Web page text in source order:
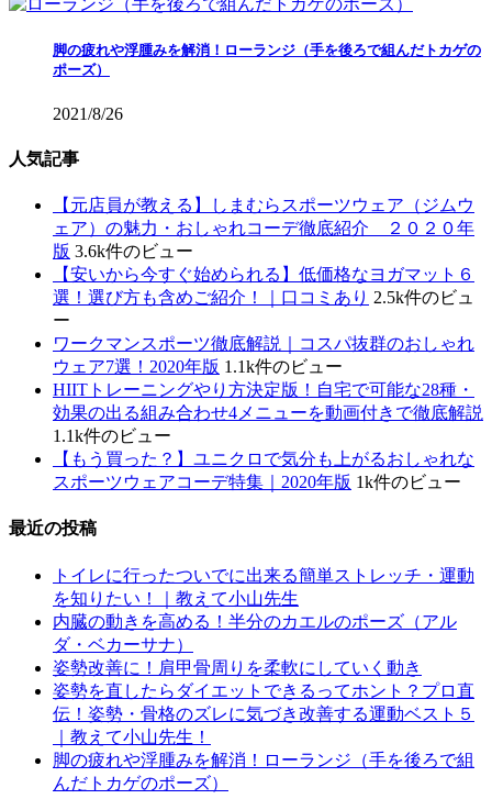
脚の疲れや浮腫みを解消！ローランジ（手を後ろで組んだトカゲの
ポーズ）
2021/8/26
人気記事
【元店員が教える︎】しまむらスポーツウェア（ジムウ
ェア）の魅力・おしゃれコーデ徹底紹介 ２０２０年
版 3.6k件のビュー
【安いから今すぐ始められる】低価格なヨガマット６
選！選び方も含めご紹介！｜口コミあり 2.5k件のビュ
ー
ワークマンスポーツ徹底解説｜コスパ抜群のおしゃれ
ウェア7選！2020年版 1.1k件のビュー
HIITトレーニングやり方決定版！自宅で可能な28種・
効果の出る組み合わせ4メニューを動画付きで徹底解説
1.1k件のビュー
【もう買った？】ユニクロで気分も上がるおしゃれな
スポーツウェアコーデ特集｜2020年版 1k件のビュー
最近の投稿
トイレに行ったついでに出来る簡単ストレッチ・運動
を知りたい！｜教えて小山先生
内臓の動きを高める！半分のカエルのポーズ（アル
ダ・ベカーサナ）
姿勢改善に！肩甲骨周りを柔軟にしていく動き
姿勢を直したらダイエットできるってホント？プロ直
伝！姿勢・骨格のズレに気づき改善する運動ベスト５
｜教えて小山先生！
脚の疲れや浮腫みを解消！ローランジ（手を後ろで組
んだトカゲのポーズ）